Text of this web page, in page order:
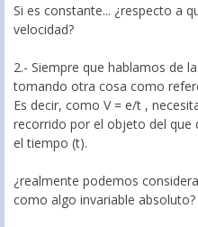
Si es constante... ¿respecto a
velocidad?
2.- Siempre que hablamos de
tomando otra cosa como
Es decir, como V = e/t ,
recorrido por el objeto del que
el tiempo (t).
¿realmente podemos
como algo invariable absoluto?